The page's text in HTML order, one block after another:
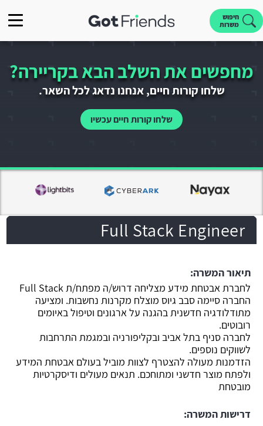
חיפוש
משרות
מחפשים את השלב הבא בקריירה?
שלחו קורות חיים, אנחנו נדאג לכל השאר.
שלחו קורות חיים עכשיו
Full Stack Engineer
תיאור המשרה:
לחברת אבטחת מידע מצליחה דרוש/ה מפתח/ת Full Stack
החברה סיימה סבב גיוס מוצלח מקרנות נחשבות. ומציעה
מתודלודגיה חדשנית בהגנה על ארגונים וטיפול באיומים
רובוטים.
לחברה סניף בתל אביב ובקליפורניה ובמגמת התרחבות
לשווקים נוספים.
הזדמנות מעולה להצטרף לצוות מוביל בעולם אבטחת המידע
ולפתח מוצר חדשני ומתוחכם. תנאים מעולים ודיסקרטיות
מובטחת
דרישות המשרה: